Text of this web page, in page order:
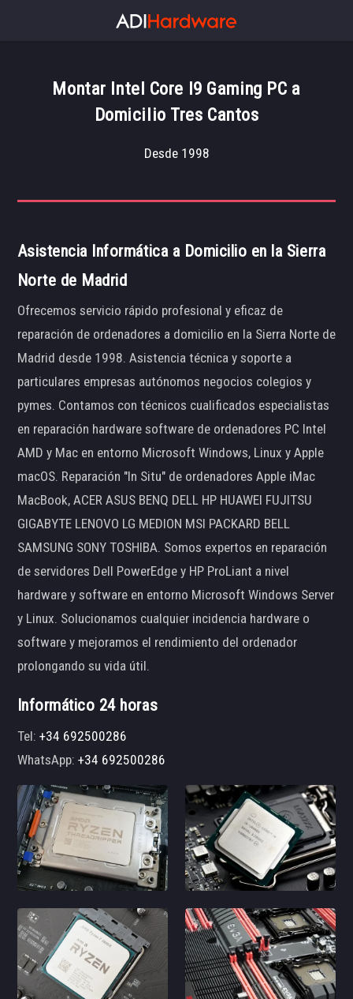
Montar Intel Core I9 Gaming PC a
Domicilio Tres Cantos
Desde 1998
Asistencia Informática a Domicilio en la Sierra
Norte de Madrid
Ofrecemos servicio rápido profesional y eficaz de
reparación de ordenadores a domicilio en la Sierra Norte de
Madrid desde 1998. Asistencia técnica y soporte a
particulares empresas autónomos negocios colegios y
pymes. Contamos con técnicos cualificados especialistas
en reparación hardware software de ordenadores PC Intel
AMD y Mac en entorno Microsoft Windows, Linux y Apple
macOS. Reparación "In Situ" de ordenadores Apple iMac
MacBook, ACER ASUS BENQ DELL HP HUAWEI FUJITSU
GIGABYTE LENOVO LG MEDION MSI PACKARD BELL
SAMSUNG SONY TOSHIBA. Somos expertos en reparación
de servidores Dell PowerEdge y HP ProLiant a nivel
hardware y software en entorno Microsoft Windows Server
y Linux. Solucionamos cualquier incidencia hardware o
software y mejoramos el rendimiento del ordenador
prolongando su vida útil.
Informático 24 horas
Tel:+34 692500286
WhatsApp:+34 692500286